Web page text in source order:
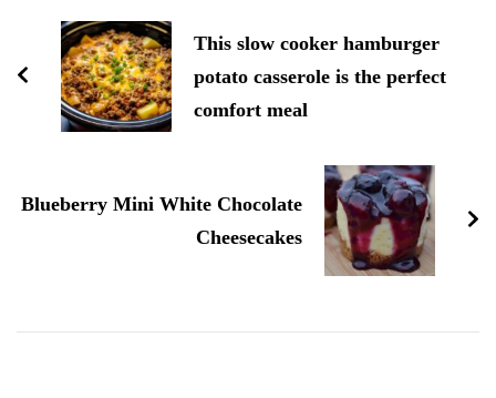
d'article
This slow cooker hamburger
potato casserole is the perfect
comfort meal
Blueberry Mini White Chocolate
Cheesecakes